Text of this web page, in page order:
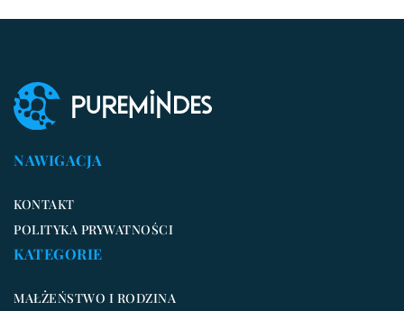
NAWIGACJA
KONTAKT
POLITYKA PRYWATNOŚCI
KATEGORIE
MAŁŻEŃSTWO I RODZINA